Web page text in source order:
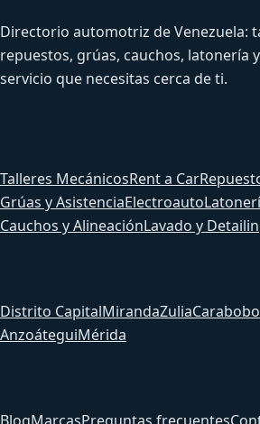
Directorio automotriz de Venezuela:
repuestos, grúas, cauchos, latonería
servicio que necesitas cerca de ti.
Talleres MecánicosRent a Car
Grúas y AsistenciaElectroauto
Cauchos y AlineaciónLavado y
Distrito CapitalMirandaZuliaCarabobo
AnzoáteguiMérida